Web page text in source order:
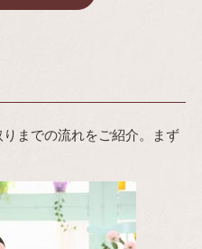
までの流れをご紹介。まず